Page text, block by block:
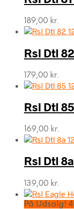
189,00 kr.
Rsl Dtl
179,00 kr.
Rsl Dtl
169,00 kr.
Rsl Dtl
139,00 kr.
På Udsalg!